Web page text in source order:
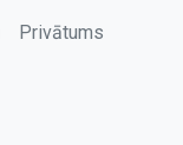
Privātums